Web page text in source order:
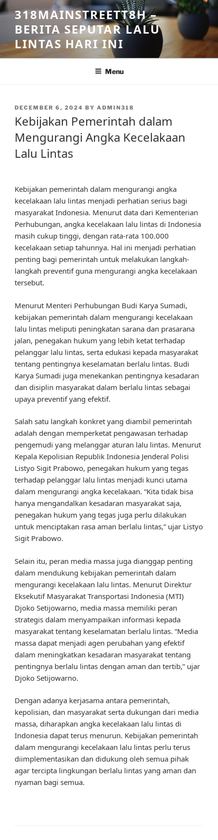
Skip
to
content
318MAINSTREETT8H –
BERITA SEPUTAR LALU
LINTAS HARI INI
Menu
POSTED
DECEMBER 6, 2024 BY ADMIN318
Kebijakan Pemerintah dalam
Mengurangi Angka Kecelakaan
Lalu Lintas
Kebijakan pemerintah dalam mengurangi angka
kecelakaan lalu lintas menjadi perhatian serius bagi
masyarakat Indonesia. Menurut data dari Kementerian
Perhubungan, angka kecelakaan lalu lintas di Indonesia
masih cukup tinggi, dengan rata-rata 100.000
kecelakaan setiap tahunnya. Hal ini menjadi perhatian
penting bagi pemerintah untuk melakukan langkah-
langkah preventif guna mengurangi angka kecelakaan
tersebut.
Menurut Menteri Perhubungan Budi Karya Sumadi,
kebijakan pemerintah dalam mengurangi kecelakaan
lalu lintas meliputi peningkatan sarana dan prasarana
jalan, penegakan hukum yang lebih ketat terhadap
pelanggar lalu lintas, serta edukasi kepada masyarakat
tentang pentingnya keselamatan berlalu lintas. Budi
Karya Sumadi juga menekankan pentingnya kesadaran
dan disiplin masyarakat dalam berlalu lintas sebagai
upaya preventif yang efektif.
Salah satu langkah konkret yang diambil pemerintah
adalah dengan memperketat pengawasan terhadap
pengemudi yang melanggar aturan lalu lintas. Menurut
Kepala Kepolisian Republik Indonesia Jenderal Polisi
Listyo Sigit Prabowo, penegakan hukum yang tegas
terhadap pelanggar lalu lintas menjadi kunci utama
dalam mengurangi angka kecelakaan. “Kita tidak bisa
hanya mengandalkan kesadaran masyarakat saja,
penegakan hukum yang tegas juga perlu dilakukan
untuk menciptakan rasa aman berlalu lintas,” ujar Listyo
Sigit Prabowo.
Selain itu, peran media massa juga dianggap penting
dalam mendukung kebijakan pemerintah dalam
mengurangi kecelakaan lalu lintas. Menurut Direktur
Eksekutif Masyarakat Transportasi Indonesia (MTI)
Djoko Setijowarno, media massa memiliki peran
strategis dalam menyampaikan informasi kepada
masyarakat tentang keselamatan berlalu lintas. “Media
massa dapat menjadi agen perubahan yang efektif
dalam meningkatkan kesadaran masyarakat tentang
pentingnya berlalu lintas dengan aman dan tertib,” ujar
Djoko Setijowarno.
Dengan adanya kerjasama antara pemerintah,
kepolisian, dan masyarakat serta dukungan dari media
massa, diharapkan angka kecelakaan lalu lintas di
Indonesia dapat terus menurun. Kebijakan pemerintah
dalam mengurangi kecelakaan lalu lintas perlu terus
diimplementasikan dan didukung oleh semua pihak
agar tercipta lingkungan berlalu lintas yang aman dan
nyaman bagi semua.